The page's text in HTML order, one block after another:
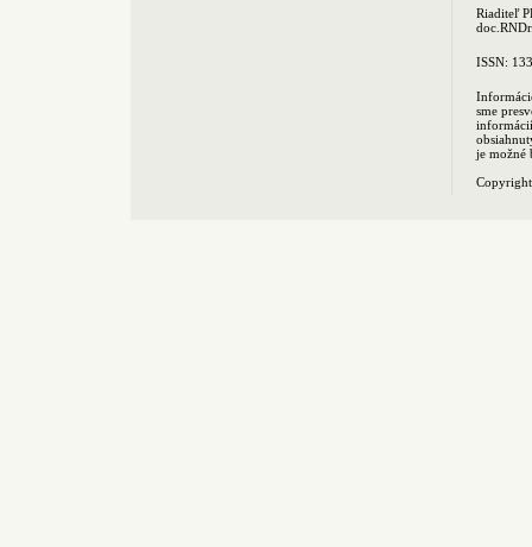
Riaditeľ
ISSN:
sme
je možné